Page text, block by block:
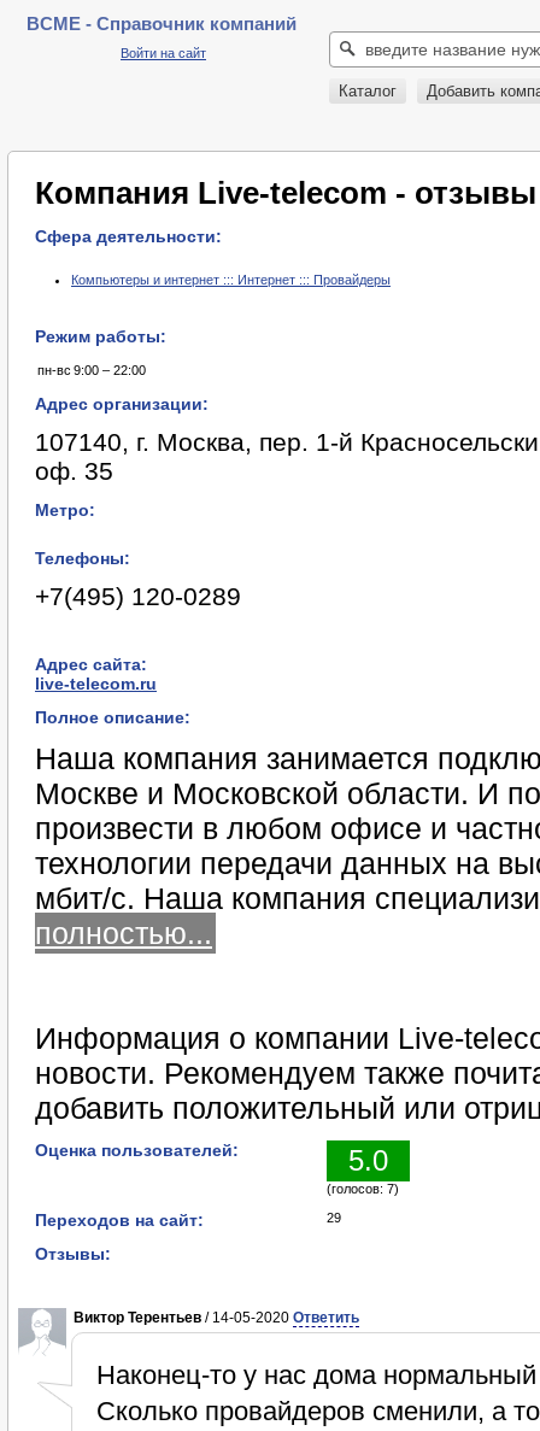
BCME - Справочник компаний
Войти на сайт
Каталог Добавить
Компания Live-telecom - отзывы
Сфера деятельности:
Компьютеры и интернет ::: Интернет ::: Провайдеры
Режим работы:
пн-вс 9:00 – 22:00
Адрес организации:
107140, г. Москва, пер. 1-й
оф. 35
Метро:
Телефоны:
+7(495) 120-0289
Адрес сайта:
live-telecom.ru
Полное описание:
Наша компания занимается
Москве и Московской области. И
произвести в любом офисе и
технологии передачи данных на
мбит/c. Наша компания
полностью...
Информация о компании Live-
новости. Рекомендуем также
добавить положительный или
Оценка пользователей: 5.0
(голосов: 7)
Переходов на сайт: 29
Отзывы:
Виктор Терентьев / 14-05-2020 Ответить
Наконец-то у нас дома нормальный
Сколько провайдеров сменили, а